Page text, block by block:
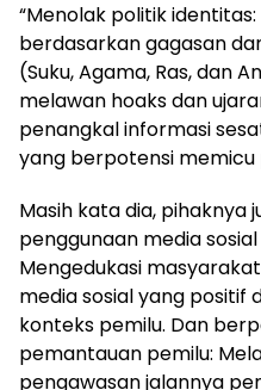
“Menolak politik
berdasarkan gagasan
(Suku, Agama, Ras, dan
melawan hoaks dan
penangkal informasi
yang berpotensi
Masih kata dia, pihaknya
penggunaan media
Mengedukasi
media sosial yang positif
konteks pemilu. Dan
pemantauan pemilu:
pengawasan jalannya